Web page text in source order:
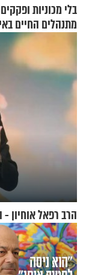
בלי מכוניות
מתנהלים החיים
לנהוג כבר יותר מ-120 שנה
הרב רפאל אוחיון